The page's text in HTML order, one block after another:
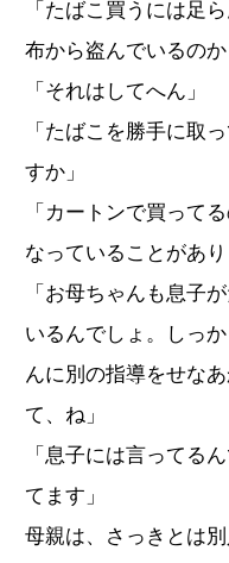
「たばこ買うには足
布から盗んでいるのか
「それはしてへん」
「たばこを勝手に取
すか」
「カートンで買って
なっていることがあり
「お母ちゃんも息子
いるんでしょ。しっ
んに別の指導をせな
て、ね」
「息子には言ってる
てます」
母親は、さっきとは別